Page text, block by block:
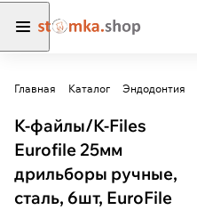
Главная Каталог Эндодонтия
К-файлы/К-Files
Eurofile 25мм
дрильборы ручные,
сталь, 6шт, EuroFile